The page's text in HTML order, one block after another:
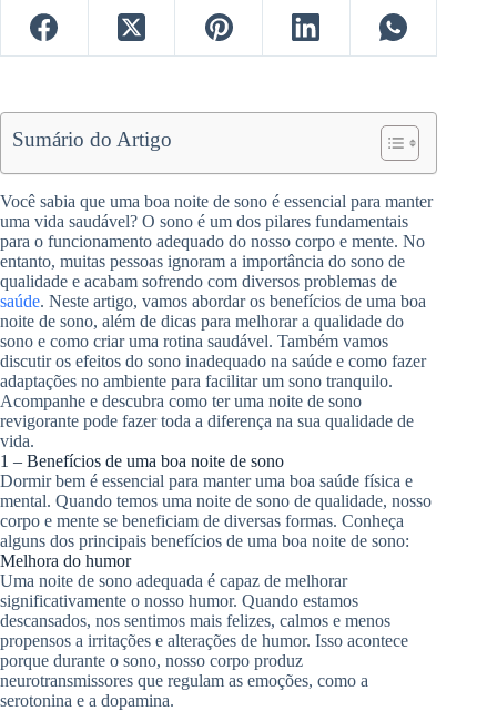
Sumário do Artigo
Você sabia que uma boa noite de sono é essencial para manter
uma vida saudável? O sono é um dos pilares fundamentais
para o funcionamento adequado do nosso corpo e mente. No
entanto, muitas pessoas ignoram a importância do sono de
qualidade e acabam sofrendo com diversos problemas de
saúde. Neste artigo, vamos abordar os benefícios de uma boa
noite de sono, além de dicas para melhorar a qualidade do
sono e como criar uma rotina saudável. Também vamos
discutir os efeitos do sono inadequado na saúde e como fazer
adaptações no ambiente para facilitar um sono tranquilo.
Acompanhe e descubra como ter uma noite de sono
revigorante pode fazer toda a diferença na sua qualidade de
vida.
1 – Benefícios de uma boa noite de sono
Dormir bem é essencial para manter uma boa saúde física e
mental. Quando temos uma noite de sono de qualidade, nosso
corpo e mente se beneficiam de diversas formas. Conheça
alguns dos principais benefícios de uma boa noite de sono:
Melhora do humor
Uma noite de sono adequada é capaz de melhorar
significativamente o nosso humor. Quando estamos
descansados, nos sentimos mais felizes, calmos e menos
propensos a irritações e alterações de humor. Isso acontece
porque durante o sono, nosso corpo produz
neurotransmissores que regulam as emoções, como a
serotonina e a dopamina.